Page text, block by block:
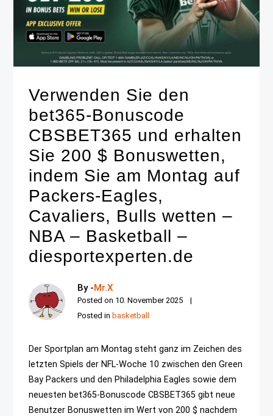
Verwenden Sie den
bet365-Bonuscode
CBSBET365 und erhalten
Sie 200 $ Bonuswetten,
indem Sie am Montag auf
Packers-Eagles,
Cavaliers, Bulls wetten –
NBA – Basketball –
diesportexperten.de
By -Mr.X
Posted on 10. November 2025
Posted in basketball
Der Sportplan am Montag steht ganz im Zeichen des
letzten Spiels der NFL-Woche 10 zwischen den Green
Bay Packers und den Philadelphia Eagles sowie dem
neuesten bet365-Bonuscode CBSBET365 gibt neue
Benutzer Bonuswetten im Wert von 200 $ nachdem